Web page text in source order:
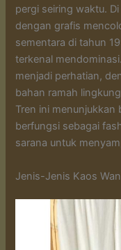
pergi seiring waktu.
dengan grafis
sementara di tahun
terkenal
menjadi perhatian,
bahan ramah
Tren ini
berfungsi sebagai
sarana untuk
Jenis-Jenis Kaos